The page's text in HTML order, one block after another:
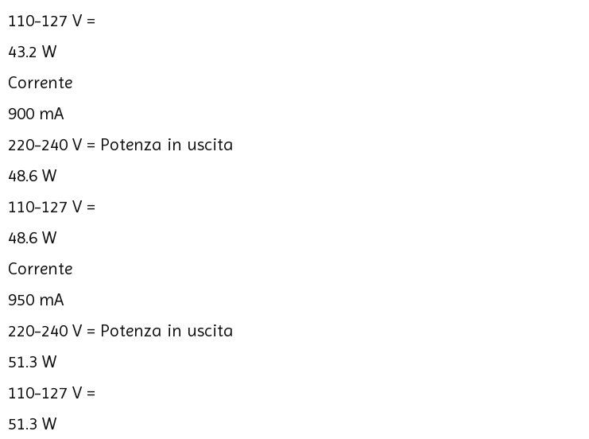
110-127 V =
43.2 W
Corrente
900 mA
220-240 V = Potenza in uscita
48.6 W
110-127 V =
48.6 W
Corrente
950 mA
220-240 V = Potenza in uscita
51.3 W
110-127 V =
51.3 W